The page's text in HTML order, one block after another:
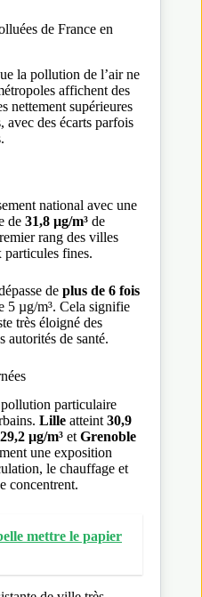
de France en
la pollution de l’air ne
affichent des
nettement supérieures
avec des écarts parfois
national avec une
de 31,8 µg/m³ de
rang des villes
particules fines.
de plus de 6 fois
5 µg/m³. Cela signifie
très éloigné des
autorités de santé.
particulaire
Lille atteint 30,9
29,2 µg/m³ et Grenoble
une exposition
le chauffage et
concentrent.
mettre le papier